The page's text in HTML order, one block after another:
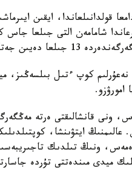
بولەك الىنعان 144 ادامعا
شامامەن التى جىلعا
دەيىن جەتكەن.
نەعۇرلىم كوپ ءتىل
ونى قانشالىقتى ەرتە
عالىمنىڭ ايتۋىنشا،
ەمەس، ونىڭ تىلدىك
ميدى مىندەتتى تۇردە